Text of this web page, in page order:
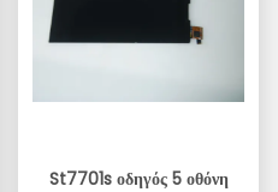
St7701s οδηγός 5 οθόνη